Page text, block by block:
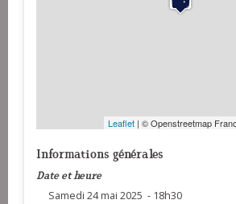
Leaflet | © Openstreetmap
Informations générales
Date et heure
Samedi 24 mai 2025 - 18h30